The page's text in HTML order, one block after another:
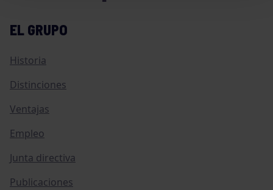
EL GRUPO
Historia
Distinciones
Ventajas
Empleo
Junta directiva
Publicaciones